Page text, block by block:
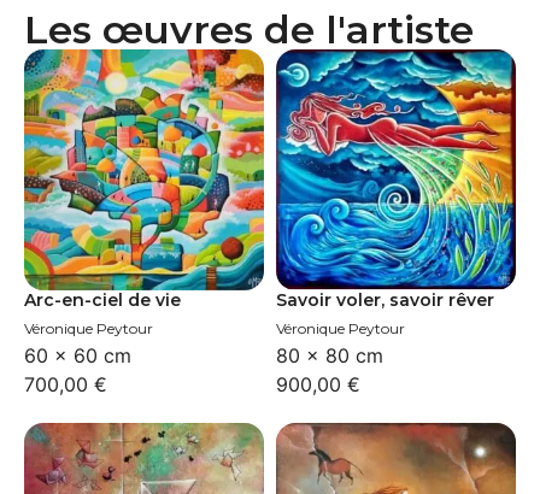
Les œuvres de l'artiste
Arc-en-ciel de vie
Véronique Peytour
60 × 60 cm
700,00 €
Savoir voler, savoir rêver
Véronique Peytour
80 × 80 cm
900,00 €